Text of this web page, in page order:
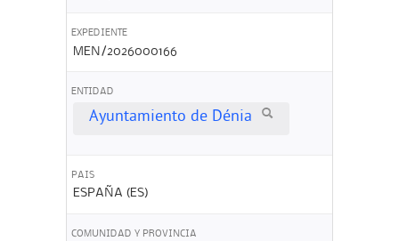
EXPEDIENTE
MEN/2026000166
ENTIDAD
Ayuntamiento de Dénia
PAIS
ESPAÑA (ES)
COMUNIDAD Y PROVINCIA